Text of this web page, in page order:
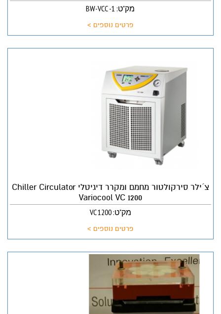
מק"ט: BW-VCC -1
פרטים נוספים >
צ´ילר סירקולטור מחמם ומקרר דיגיטלי Chiller Circulator
Variocool VC 1200
מק"ט: VC 1200
פרטים נוספים >